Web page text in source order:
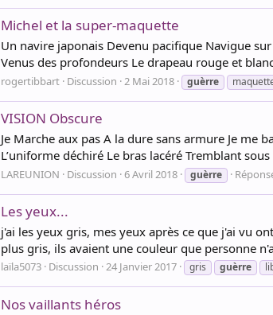
Michel et la super-maquette
Un navire japonais Devenu pacifique Navigue
Venus des profondeurs Le drapeau rouge et
rogertibbart Discussion 2 Mai 2018 guèrre
VISION Obscure
Je Marche aux pas A la dure sans armure Je me
L’uniforme déchiré Le bras lacéré Tremblant
LAREUNION Discussion 6 Avril 2018 guèrre
Les yeux...
j'ai les yeux gris, mes yeux après ce que j'ai vu
plus gris, ils avaient une couleur que personne
laïla5073 Discussion 24 Janvier 2017 gris guèrre
Nos vaillants héros